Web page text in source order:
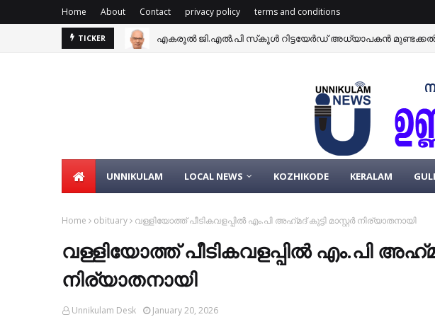
Home About Contact privacy policy terms and conditions
TICKER
എകരൂൽ ജി.എൽ.പി സ്‌കൂൾ റിട്ടയേർഡ് അധ്യാപകൻ മുണ്ടക്കൽ
ഫ്രഷ് കട്ട് മാലിന്യസംസ്കരണ പ്ലാന്റ് അടച്ചുപൂട്ടാൻ
UNNIKULAM LOCAL NEWS KOZHIKODE KERALAM
Home obituary വള്ളിയോത്ത് പീടികവളപ്പിൽ എം.പി അഹ്‌മദ്‌ കുട്ടി മാസ്റ്റർ നിര്യാതനായി
വള്ളിയോത്ത് പീടികവളപ്പിൽ എം.പി അഹ്‌മദ്‌
നിര്യാതനായി
Unnikulam Desk January 20, 2026